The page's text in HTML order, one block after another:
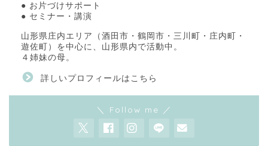
● お片づけサポート
● セミナー・講演
山形県庄内エリア（酒田市・鶴岡市・三川町・庄内町・
遊佐町）を中心に、山形県内で活動中。
４姉妹の母。
詳しいプロフィールはこちら
＼ Follow me ／